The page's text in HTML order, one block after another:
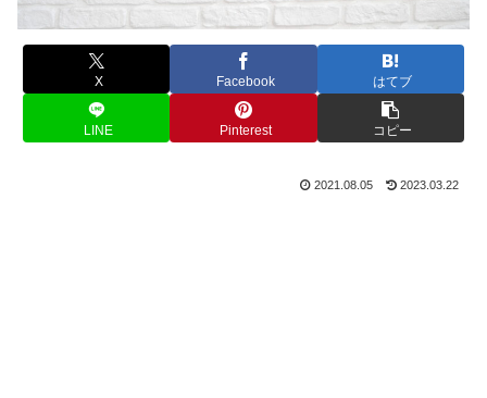
X Facebook はてブ
LINE Pinterest コピー
2021.08.05 2023.03.22